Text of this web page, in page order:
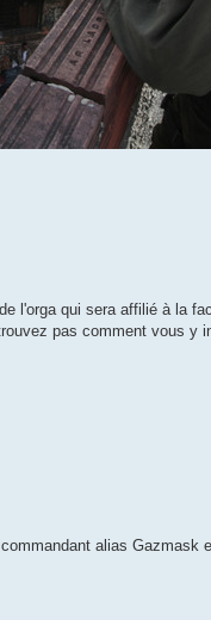
l'orga qui sera affilié à la
pas comment vous y
alias Gazmask